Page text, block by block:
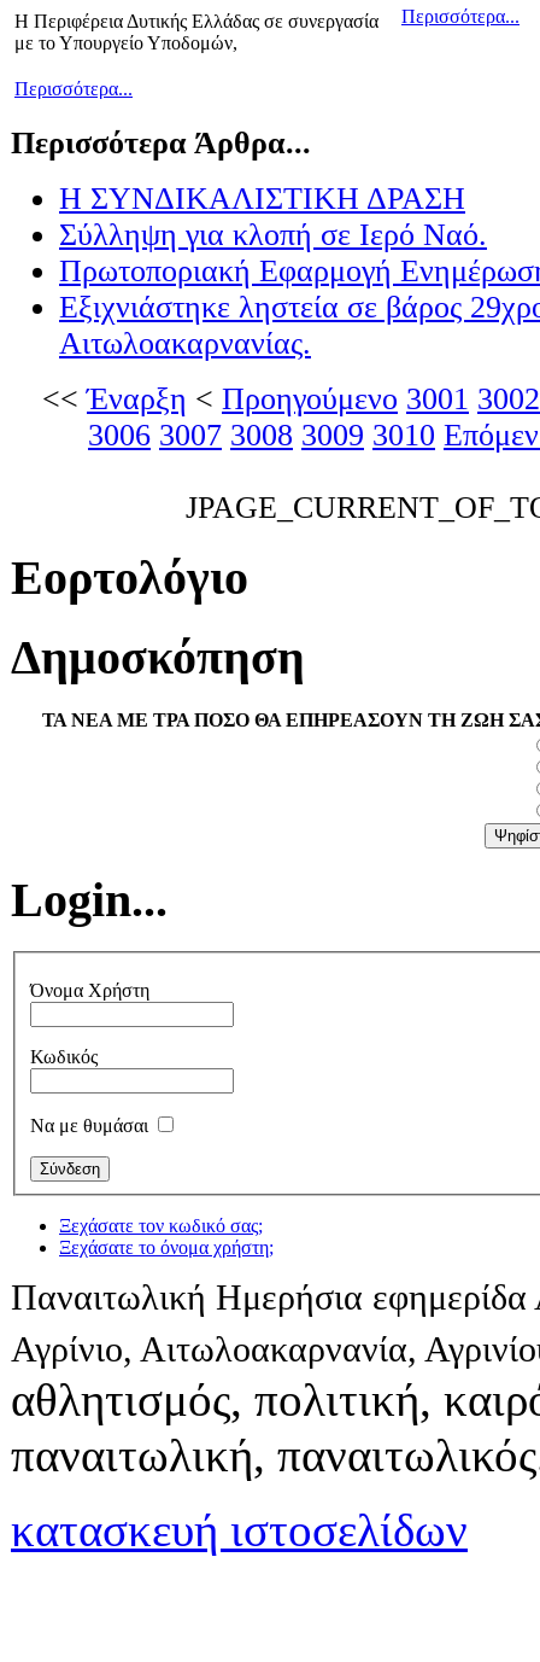
Η Περιφέρεια Δυτικής Ελλάδας σε συνεργασία
με το Υπουργείο Υποδομών,
Περισσότερα...
Περισσότερα...
Περισσότερα Άρθρα...
Η ΣΥΝΔΙΚΑΛΙΣΤΙΚΗ ΔΡΑΣΗ
Σύλληψη για κλοπή σε Ιερό Ναό.
Πρωτοποριακή Εφαρμογή
Εξιχνιάστηκε ληστεία σε βάρος
Αιτωλοακαρνανίας.
<<Έναρξη < Προηγούμενο 3001 3002
3006 3007 3008 3009 3010
Εορτολόγιο
Δημοσκόπηση
ΤΑ ΝΕΑ ΜΕ ΤΡΑ ΠΟΣΟ ΘΑ ΕΠΗΡΕΑΣΟΥΝ ΤΗ ΖΩΗ
Login...
Όνομα Χρήστη
Κωδικός
Να με θυμάσαι
Ξεχάσατε τον κωδικό σας;
Ξεχάσατε το όνομα χρήστη;
Παναιτωλική Ημερήσια εφημερίδα
Αγρίνιο, Αιτωλοακαρνανία,
αθλητισμός, πολιτική,
παναιτωλική,
κατασκευή ιστοσελίδων